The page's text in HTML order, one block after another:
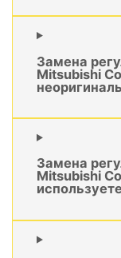
Замена
Mitsubishi
Замена
Mitsubishi